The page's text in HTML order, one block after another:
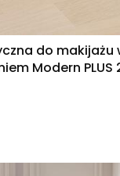
do makijażu
Modern PLUS